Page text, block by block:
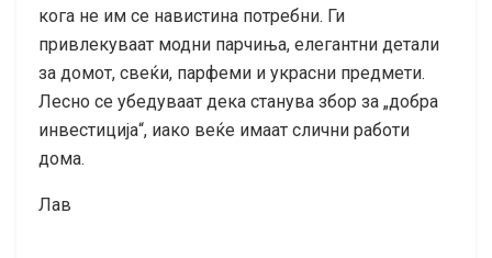
кога не им се навистина потребни. Ги
привлекуваат модни парчиња, елегантни детали
за домот, свеќи, парфеми и украсни предмети.
Лесно се убедуваат дека станува збор за „добра
инвестиција“, иако веќе имаат слични работи
дома.
Лав